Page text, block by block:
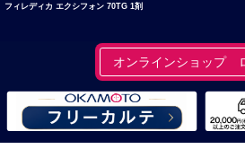
フィレディカ エクシフォン 70TG 1剤
オンラインショップ